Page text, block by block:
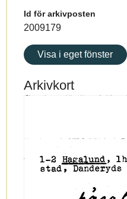
Id för arkivposten
2009179
Visa i eget fönster
Arkivkort